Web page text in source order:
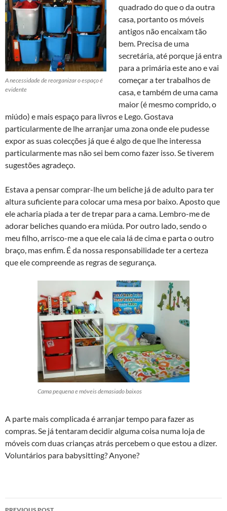
A necessidade de reorganizar o espaço é
evidente
quadrado do que o da outra
casa, portanto os móveis
antigos não encaixam tão
bem. Precisa de uma
secretária, até porque já entra
para a primária este ano e vai
começar a ter trabalhos de
casa, e também de uma cama
maior (é mesmo comprido, o
miúdo) e mais espaço para livros e Lego. Gostava
particularmente de lhe arranjar uma zona onde ele pudesse
expor as suas colecções já que é algo de que lhe interessa
particularmente mas não sei bem como fazer isso. Se tiverem
sugestões agradeço.
Estava a pensar comprar-lhe um beliche já de adulto para ter
altura suficiente para colocar uma mesa por baixo. Aposto que
ele acharia piada a ter de trepar para a cama. Lembro-me de
adorar beliches quando era miúda. Por outro lado, sendo o
meu filho, arrisco-me a que ele caia lá de cima e parta o outro
braço, mas enfim. É da nossa responsabilidade ter a certeza
que ele compreende as regras de segurança.
Cama pequena e móveis demasiado baixos
A parte mais complicada é arranjar tempo para fazer as
compras. Se já tentaram decidir alguma coisa numa loja de
móveis com duas crianças atrás percebem o que estou a dizer.
Voluntários para babysitting? Anyone?
Post